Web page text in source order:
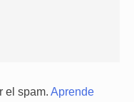
el spam. Aprende